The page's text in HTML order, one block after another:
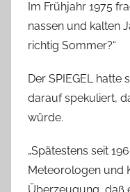
Im Frühjahr 1975
nassen und kalten
richtig Sommer?“
Der SPIEGEL hatte
darauf spekuliert,
würde.
„Spätestens seit
Meteorologen und